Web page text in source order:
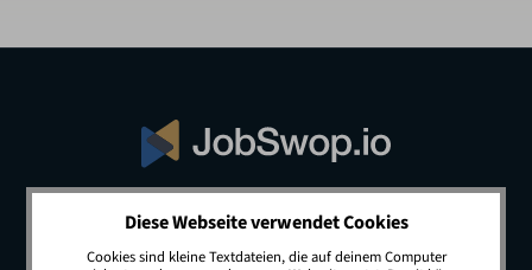
© 2026 JobSwop.io · All rights reserved.
Diese Webseite verwendet Cookies
Cookies sind kleine Textdateien, die auf deinem Computer